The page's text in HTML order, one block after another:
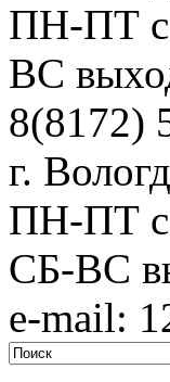
ПН-ПТ c
ВС
8(8172)
г.
ПН-ПТ c
СБ-ВС
e-mail: